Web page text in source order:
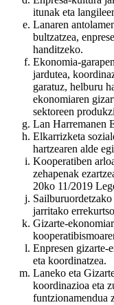
itunak eta
Lanaren
bultzatzea,
handitzeko.
Ekonomia-
jardutea,
garatuz, helburu
ekonomiaren
sektoreen
Lan Harremanen
Elkarrizketa
hartzearen alde
Kooperatiben
zehapenak
20ko 11/2019
jarritako
Gizarte-
Enpresen gizarte-
eta koordinatzea.
Laneko eta
koordinazioa eta
funtzionamendua